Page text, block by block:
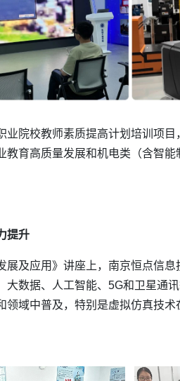
业院校教师素质提高计划培训项目
教育高质量发展和机电类（含智
提升
展及应用》讲座上，南京恒点信息
大数据、人工智能、5G和卫星通
领域中普及，特别是虚拟仿真技